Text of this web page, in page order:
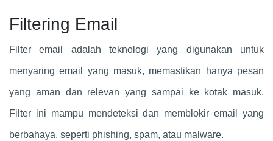
Filtering Email
Filter email adalah teknologi yang digunakan untuk
menyaring email yang masuk, memastikan hanya pesan
yang aman dan relevan yang sampai ke kotak masuk.
Filter ini mampu mendeteksi dan memblokir email yang
berbahaya, seperti phishing, spam, atau malware.